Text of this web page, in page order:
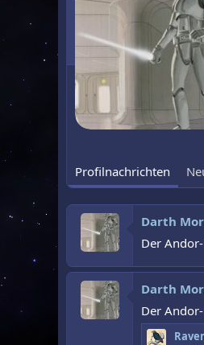
Profilnachrichten
Darth
Der
Darth
Der